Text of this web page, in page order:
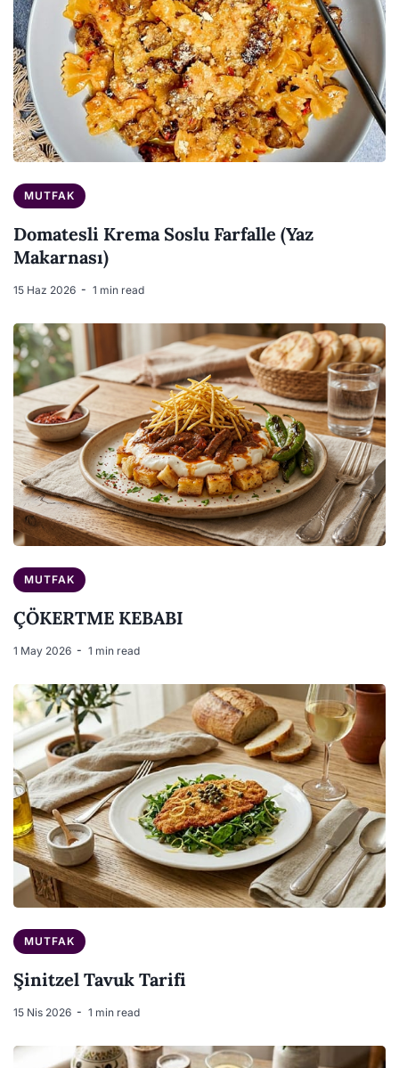
MUTFAK
Domatesli Krema Soslu Farfalle (Yaz
Makarnası)
15 Haz 2026 1 min read
MUTFAK
ÇÖKERTME KEBABI
1 May 2026 1 min read
MUTFAK
Şinitzel Tavuk Tarifi
15 Nis 2026 1 min read